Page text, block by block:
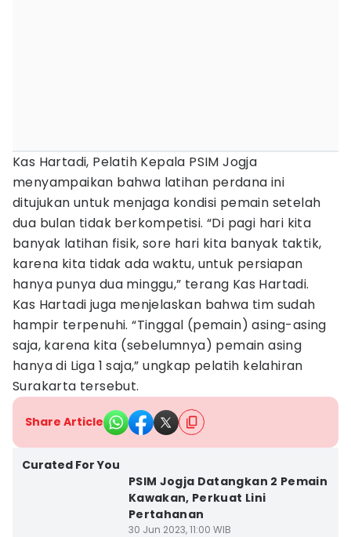
Kas Hartadi, Pelatih Kepala PSIM Jogja
menyampaikan bahwa latihan perdana ini
ditujukan untuk menjaga kondisi pemain setelah
dua bulan tidak berkompetisi. “Di pagi hari kita
banyak latihan fisik, sore hari kita banyak taktik,
karena kita tidak ada waktu, untuk persiapan
hanya punya dua minggu,” terang Kas Hartadi.
Kas Hartadi juga menjelaskan bahwa tim sudah
hampir terpenuhi. “Tinggal (pemain) asing-asing
saja, karena kita (sebelumnya) pemain asing
hanya di Liga 1 saja,” ungkap pelatih kelahiran
Surakarta tersebut.
Share Article
Curated For You
PSIM Jogja Datangkan 2 Pemain
Kawakan, Perkuat Lini
Pertahanan
30 Jun 2023, 11:00 WIB